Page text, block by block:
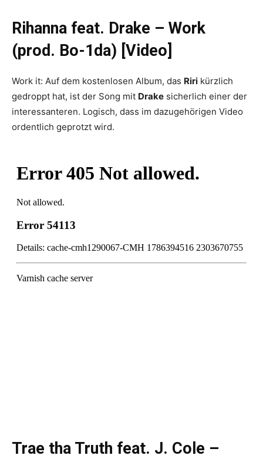
Rihanna feat. Drake – Work
(prod. Bo-1da) [Video]
Work it: Auf dem kostenlosen Album, das Riri kürzlich
gedroppt hat, ist der Song mit Drake sicherlich einer der
interessanteren. Logisch, dass im dazugehörigen Video
ordentlich geprotzt wird.
Trae tha Truth feat. J. Cole –